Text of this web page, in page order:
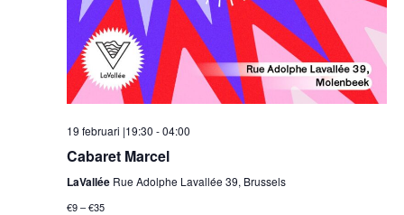
19 februari |19:30 -04:00
Cabaret Marcel
LaVallée Rue Adolphe Lavallée 39, Brussels
€9 – €35